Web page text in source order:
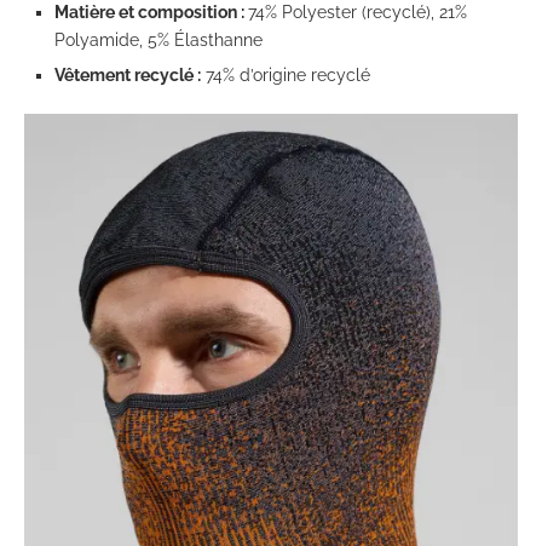
Matière et composition :74% Polyester (recyclé), 21%
Polyamide, 5% Élasthanne
Vêtement recyclé : 74% d’origine recyclé